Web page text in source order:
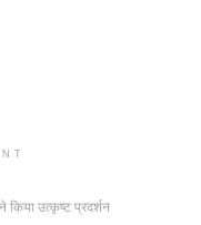
किया उत्कृष्ट प्रदर्शन